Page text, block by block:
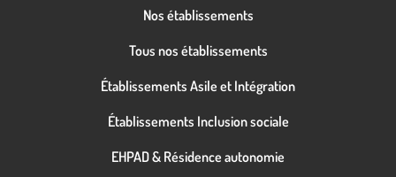
Nos établissements
Tous nos établissements
Établissements Asile et Intégration
Établissements Inclusion sociale
EHPAD & Résidence autonomie